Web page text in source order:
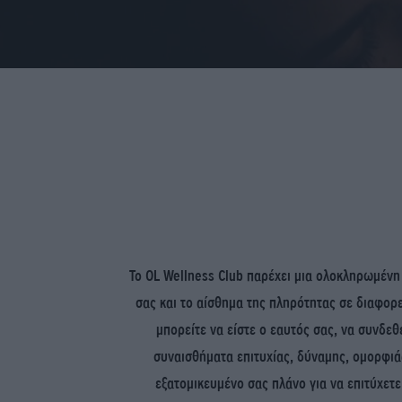
Το OL Wellness Club παρέχει μια
σας και το αίσθημα της πληρότητας σε
μπορείτε να είστε ο εαυτός σας, να
συναισθήματα επιτυχίας, δύναμης,
εξατομικευμένο σας πλάνο για να